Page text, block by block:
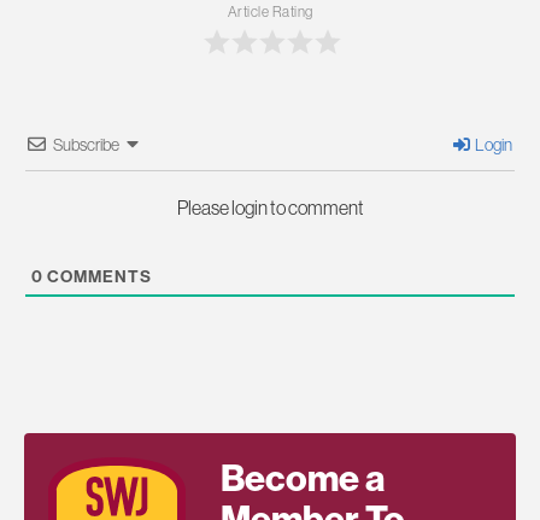
Article Rating
Subscribe Login
Please login to comment
0 COMMENTS
Become a